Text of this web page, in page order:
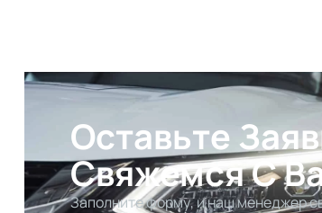
Оставьте
Свяжемся С
Заполните форму, и наш менеджер